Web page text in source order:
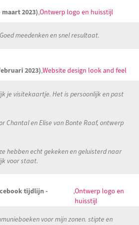
2023),Ontwerp logo en huisstijl
meedenken en snel resultaat.
2023),Website design look and feel
je visitekaartje. Het is persoonlijk en past
Chantal en Elise van Bonte Raaf, ontwerp
hebben echt gekeken en geluisterd naar
voor staat.
tijdlijn -
,Ontwerp logo en
huisstijl
voor mijn zonen. stipte en